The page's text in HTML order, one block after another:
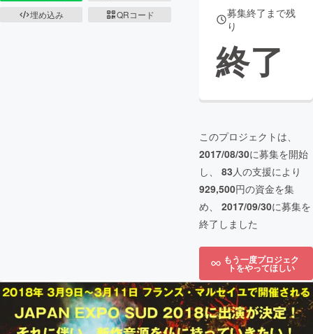
埋め込み
QRコード
募集終了まで残
り
終了
このプロジェクトは、
2017/08/30に募集を開始
し、 83人の支援により
929,500円の資金を集
め、 2017/09/30に募集を
終了しました
もう一度プロジェク
トをやってほしい